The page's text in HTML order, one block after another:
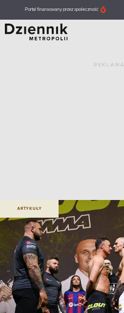
Portal finansowany przez społeczność
REKLAMA
ARTYKUŁY